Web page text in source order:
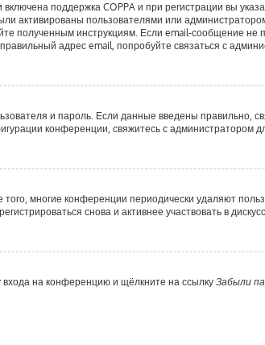
поддержка COPPA и при регистрации вы
активированы пользователями или
полученным инструкциям. Если email-сообщение не
адрес email, попробуйте связаться с
и пароль. Если данные введены правильно,
конференции, свяжитесь с администратором
многие конференции периодически удаляют
снова и активнее участвовать в
входа на конференцию и щёлкните на ссылку Забыли